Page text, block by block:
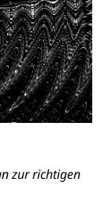
zur richtigen